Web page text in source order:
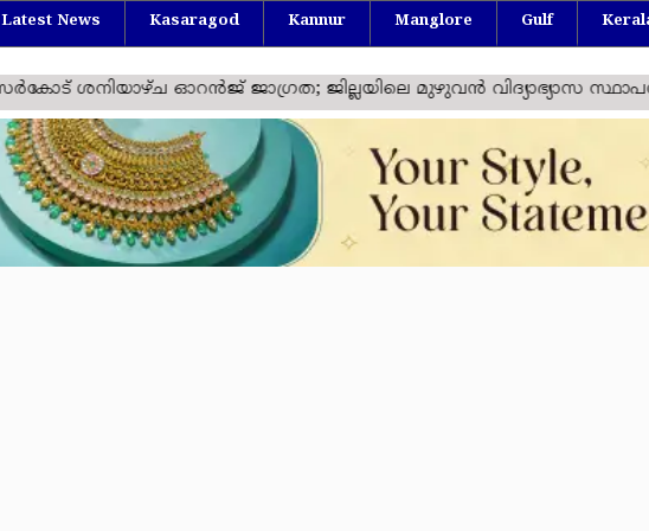
Latest News Kasaragod Kannur Manglore Gulf